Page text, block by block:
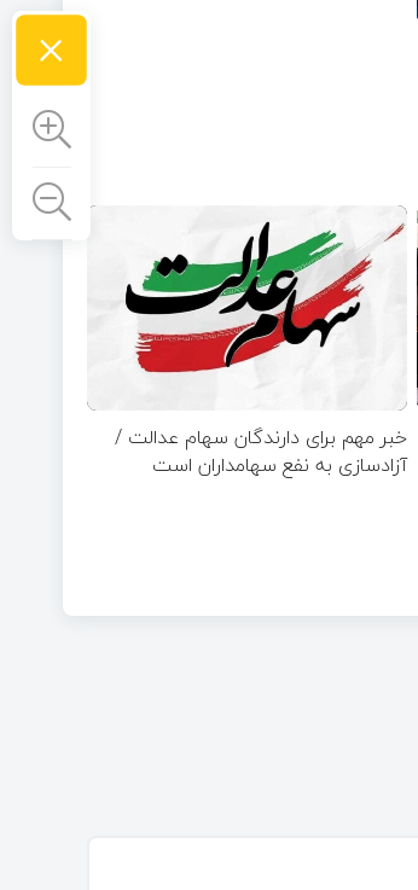
خبر مهم برای دارندگان سهام عدالت /
آزادسازی به نفع سهامداران است
×